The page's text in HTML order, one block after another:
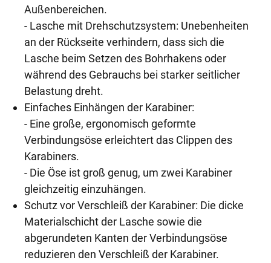
Außenbereichen.
- Lasche mit Drehschutzsystem: Unebenheiten
an der Rückseite verhindern, dass sich die
Lasche beim Setzen des Bohrhakens oder
während des Gebrauchs bei starker seitlicher
Belastung dreht.
Einfaches Einhängen der Karabiner:
- Eine große, ergonomisch geformte
Verbindungsöse erleichtert das Clippen des
Karabiners.
- Die Öse ist groß genug, um zwei Karabiner
gleichzeitig einzuhängen.
Schutz vor Verschleiß der Karabiner: Die dicke
Materialschicht der Lasche sowie die
abgerundeten Kanten der Verbindungsöse
reduzieren den Verschleiß der Karabiner.